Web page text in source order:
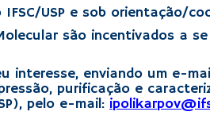
USP e sob orientação/
são incentivados a
enviando um e-
purificação e
pelo e-mail: